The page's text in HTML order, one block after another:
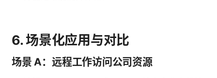
6. 场景化应用与对比
场景 A：远程工作访问公司资源